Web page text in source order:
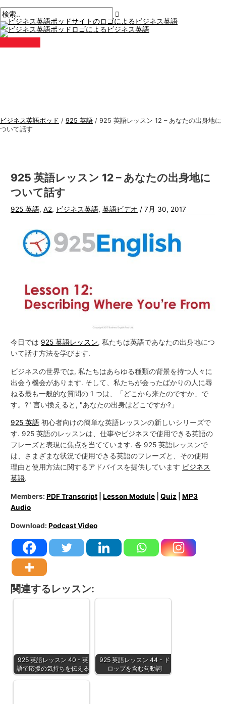
ン
テ
ン
ツ
イ
メ
ニ
ュ
ビジネス英語ポッド / 925 英語 / 925 英語レッスン 12 – あなたの出身地に
ついて話す
925 英語レッスン 12 – あなたの出身地に
ついて話す
925 英語,A2, ビジネス英語,英語ビデオ /7月 30, 2017
今日では 925 英語レッスン, 私たちは英語であなたの出身地につ
いて話す方法を学びます.
ビジネスの世界では, 私たちはあらゆる種類の背景を持つ人々に
出会う機会があります. そして、私たちが会ったばかりの人に尋
ねる最も一般的な質問の 1 つは、「どこから来たのですか」で
す。?" 言い換えると, "あなたの出身はどこですか?」
925 英語 初心者向けの簡単な英語レッスンの新しいシリーズで
す. 925 英語のレッスンは、仕事やビジネスで使用できる英語の
フレーズと表現に焦点を当てています. 各 925 英語レッスンで
は、さまざまな状況で使用できる英語のフレーズと、その使用
理由と使用方法に関するアドバイスを提供しています ビジネス
英語.
Members:PDF Transcript |Lesson Module |Quiz |MP3
Audio
Download:Podcast Video
関連するレッスン:
925 英語レッスン 40 - 英
語で応援の気持ちを伝える
925 英語レッスン 44 - ド
ロップを含む句動詞
ス
ト
ナ
ビ
こ
に
入
力。.
前
*
メ
ー
ル
*
ビ
ジ
ネ
ス
ク
検
索
す
る